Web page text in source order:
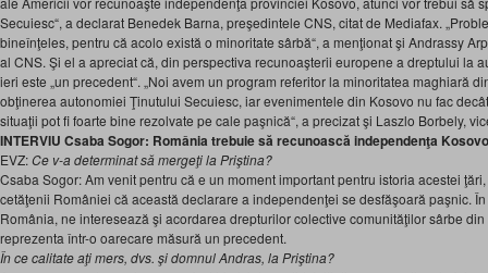
Secuiesc“, a declarat Benedek Barna, preşedintele CNS, citat de Mediafax.
bineînţeles, pentru că acolo există o minoritate sârbă“, a menţionat şi Andrassy
al CNS. Şi el a apreciat că, din perspectiva recunoaşterii europene a dreptului la
ieri este „un precedent“. „Noi avem un program referitor la minoritatea maghiară
obţinerea autonomiei Ţinutului Secuiesc, iar evenimentele din Kosovo nu fac
situaţii pot fi foarte bine rezolvate pe cale paşnică“, a precizat şi Laszlo Borbely,
INTERVIU Csaba Sogor: România trebuie să recunoască independenţa Kosovo
EVZ:Ce v-a determinat să mergeţi la Priştina?
Csaba Sogor: Am venit pentru că e un moment important pentru istoria acestei
cetăţenii României că această declarare a independenţei se desfăşoară paşnic.
România, ne interesează şi acordarea drepturilor colective comunităţilor sârbe
reprezenta într-o oarecare măsură un precedent.
În ce calitate aţi mers, dvs. şi domnul Andras, la Priştina?